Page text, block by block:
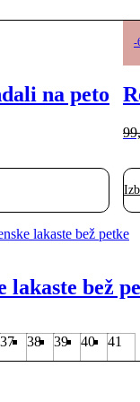
na peto
-
lakaste bež
37 38 39 40 41